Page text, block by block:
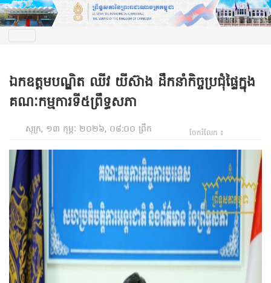
ឯកឧត្តមបណ្ឌិត ឈីវ យីស៊ាង ដឹកនាំកិច្ចប្រជុំផ្ទៃក្នុង
គណៈកម្មការទី៥ព្រឹទ្ធសភា
សុក្រ, ១៣ កុម្ភៈ ២០២៦, ០៨:០០ ព្រឹក ចែករំលែក ៖